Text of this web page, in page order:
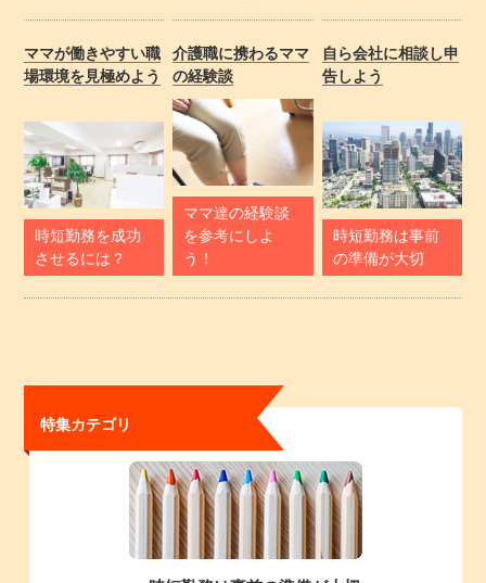
ママが働きやすい職
場環境を見極めよう
時短勤務を成功
させるには？
介護職に携わるママ
の経験談
ママ達の経験談
を参考にしよ
う！
自ら会社に相談し申
告しよう
時短勤務は事前
の準備が大切
特集カテゴリ